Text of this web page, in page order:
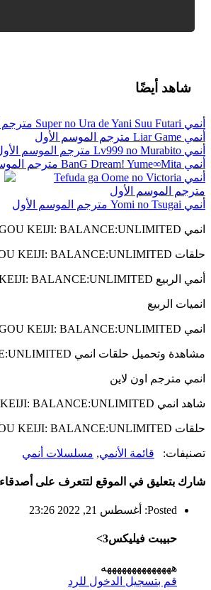
شاهد أيضًا
أنمي Super no Ura de Yani Suu Futari مترجم الموسم الأول
أنمي Liar Game مترجم الموسم الأول
أنمي Lv999 no Murabito مترجم الموسم الأول
أنمي BanG Dream! Yume∞Mita مترجم الموسم الأول
أنمي Tefuda ga Oome no Victoria
مترجم الموسم الأول
أنمي Yomi no Tsugai مترجم الموسم الأول
انمي FUGOU KEIJI: BALANCE:UNLIMITED مترجم
حلقات FUGOU KEIJI: BALANCE:UNLIMITED مترجمة
أنمي الربيع FUGOU KEIJI: BALANCE:UNLIMITED
انميات الربيع
انمي FUGOU KEIJI: BALANCE:UNLIMITED مترجم عربي
مشاهدة وتحميل حلقات انمي FUGOU KEIJI: BALANCE:UNLIMITED
انمي مترجم اون لاين
شاهد انمي FUGOU KEIJI: BALANCE:UNLIMITED
حلقات FUGOU KEIJI: BALANCE:UNLIMITED علي وقت الأنمي
تصنيفات: قائمة الأنمي, مسلسلات أنمي
شارك بتعليق في الموقع لتتعرف على
Posted: أغسطس 21, 2022 23:26
حبيبت فيليكس3>
ههههههههههههههه
قم بتسجيل الدخول للرد